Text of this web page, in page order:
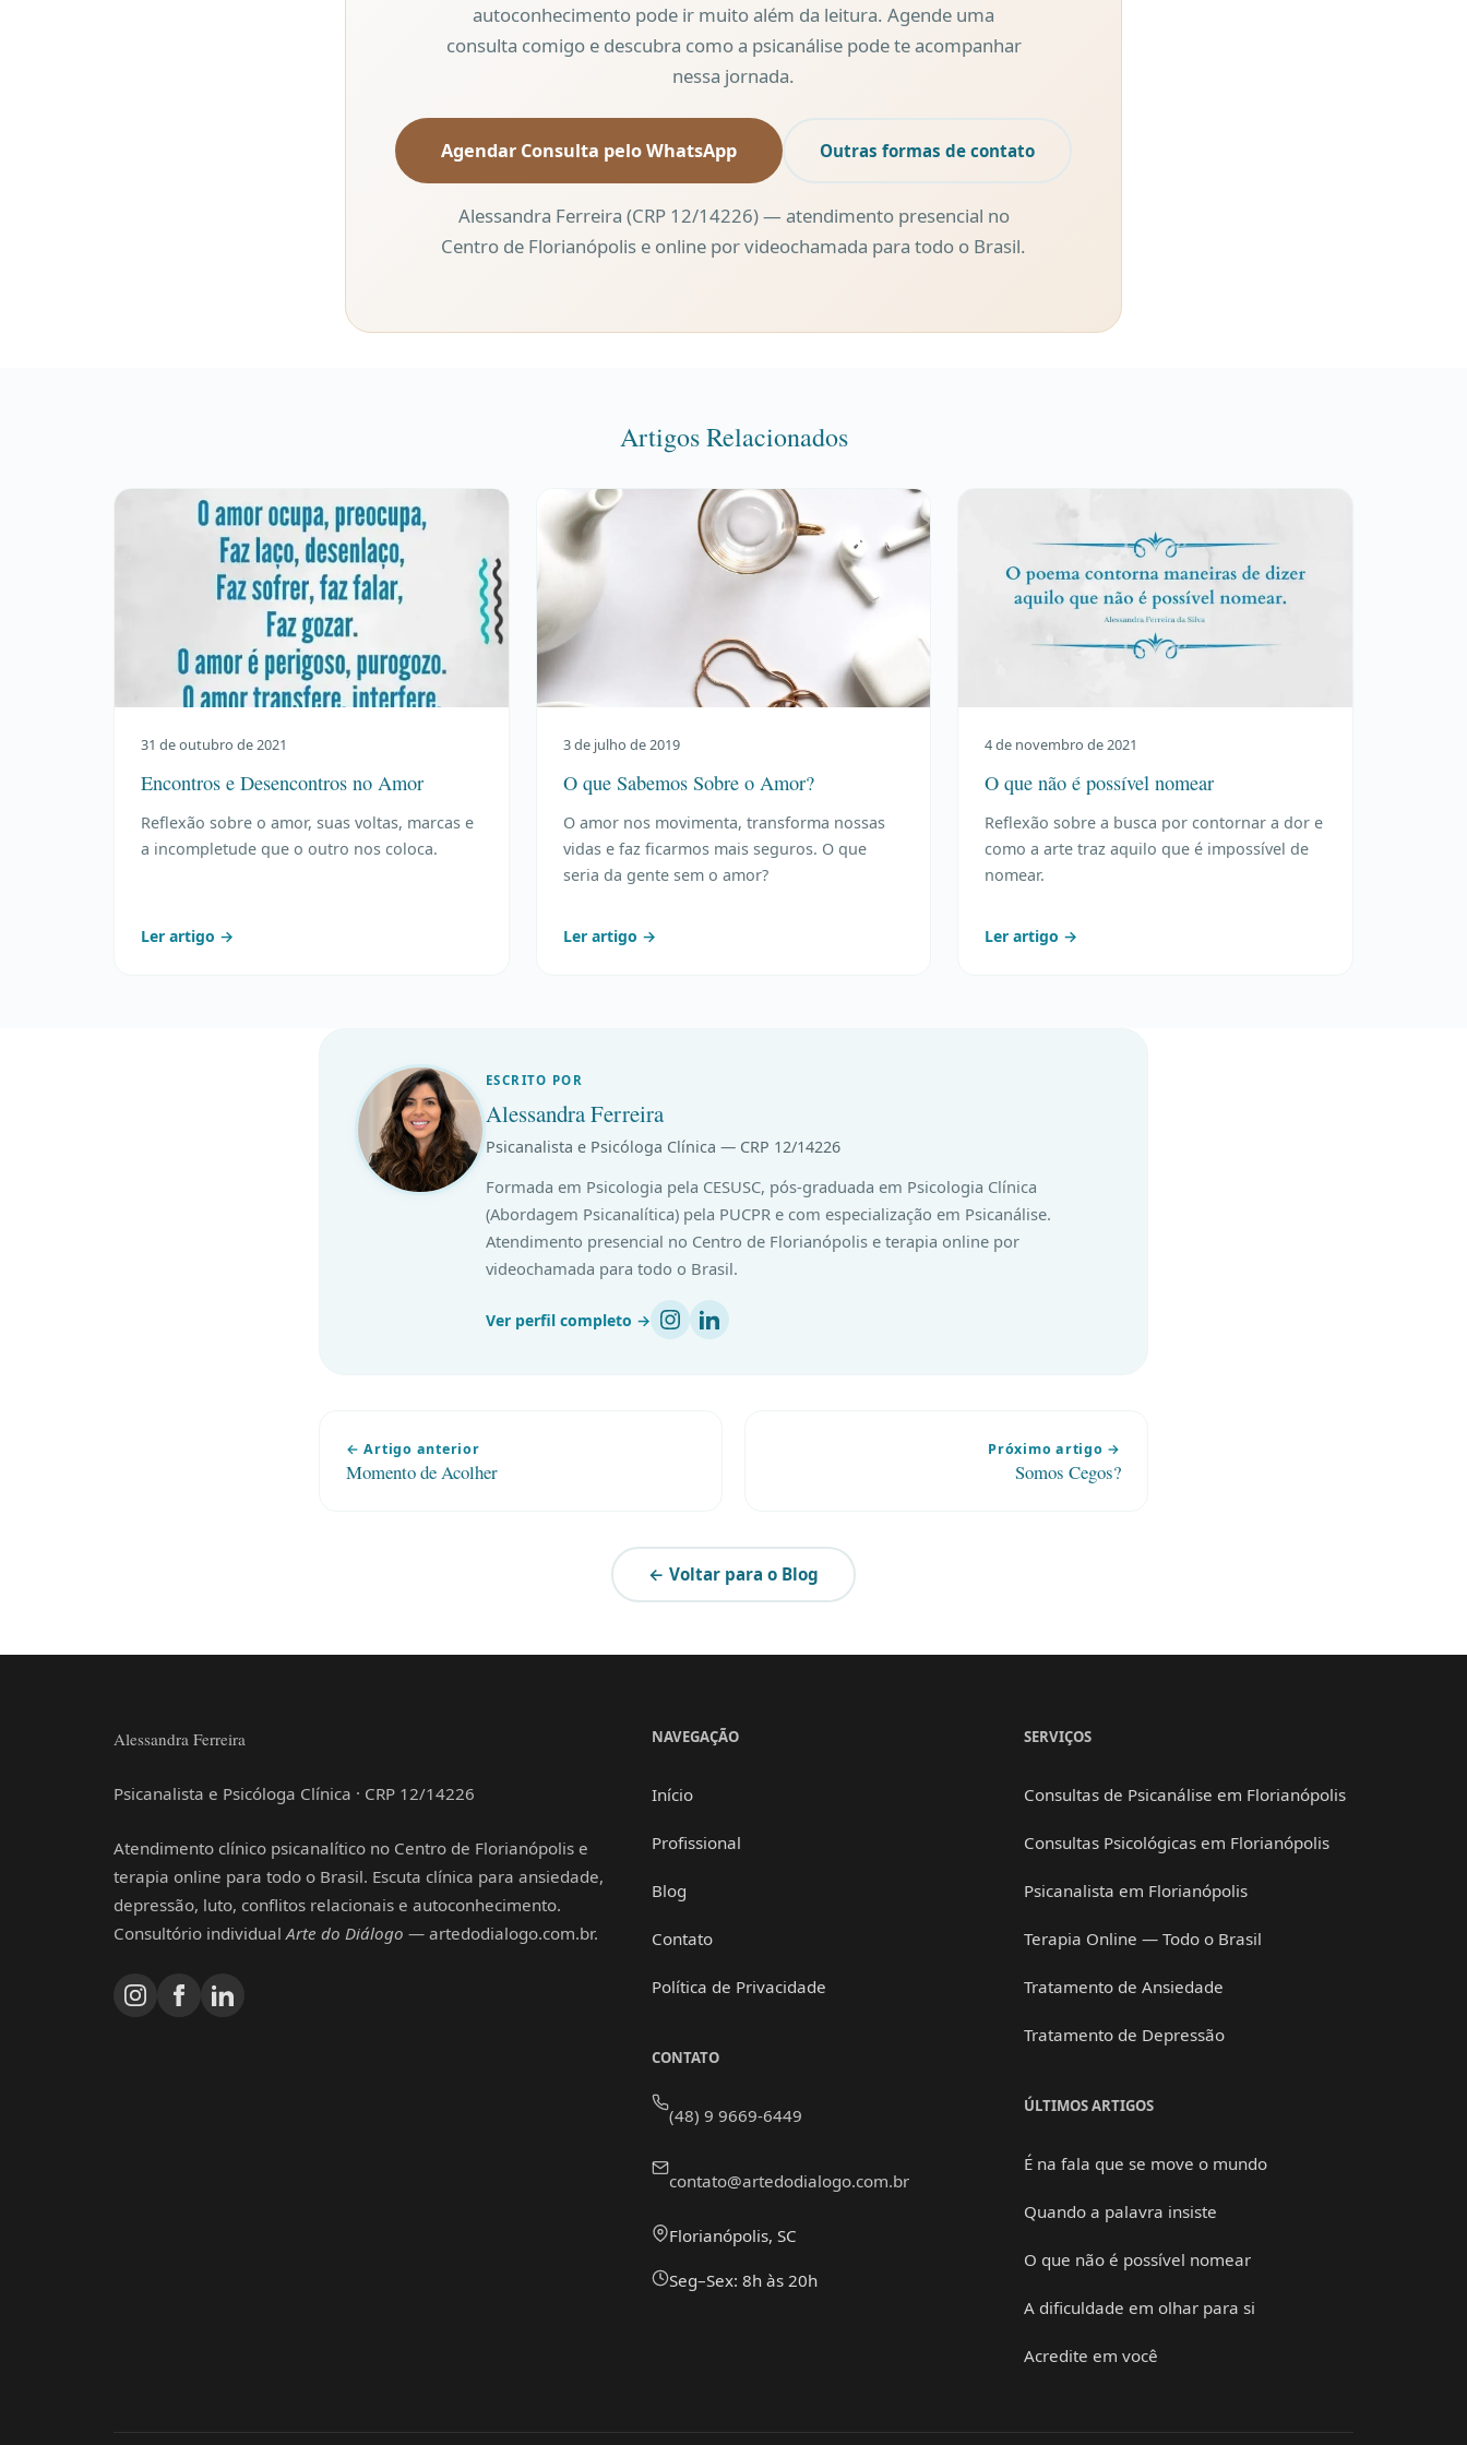
autoconhecimento pode ir muito além da leitura. Agende uma
consulta comigo e descubra como a psicanálise pode te acompanhar
nessa jornada.
Agendar Consulta pelo WhatsApp Outras formas de contato
Alessandra Ferreira (CRP 12/14226) — atendimento presencial no
Centro de Florianópolis e online por videochamada para todo o Brasil.
Artigos Relacionados
31 de outubro de 2021
Encontros e Desencontros no Amor
Reflexão sobre o amor, suas voltas, marcas e
a incompletude que o outro nos coloca.
Ler artigo →
3 de julho de 2019
O que Sabemos Sobre o Amor?
O amor nos movimenta, transforma nossas
vidas e faz ficarmos mais seguros. O que
seria da gente sem o amor?
Ler artigo →
4 de novembro de 2021
O que não é possível nomear
Reflexão sobre a busca por contornar a dor e
como a arte traz aquilo que é impossível de
nomear.
Ler artigo →
ESCRITO POR
Alessandra Ferreira
Psicanalista e Psicóloga Clínica — CRP 12/14226
Formada em Psicologia pela CESUSC, pós-graduada em Psicologia Clínica
(Abordagem Psicanalítica) pela PUCPR e com especialização em Psicanálise.
Atendimento presencial no Centro de Florianópolis e terapia online por
videochamada para todo o Brasil.
Ver perfil completo →
← Artigo anterior
Momento de Acolher
Próximo artigo →
Somos Cegos?
← Voltar para o Blog
Alessandra Ferreira
Psicanalista e Psicóloga Clínica · CRP 12/14226
Atendimento clínico psicanalítico no Centro de Florianópolis e
terapia online para todo o Brasil. Escuta clínica para ansiedade,
depressão, luto, conflitos relacionais e autoconhecimento.
Consultório individualArte do Diálogo — artedodialogo.com.br.
NAVEGAÇÃO
Início
Profissional
Blog
Contato
Política de Privacidade
CONTATO
(48) 9 9669-6449
contato@artedodialogo.com.br
Florianópolis, SC
Seg–Sex: 8h às 20h
SERVIÇOS
Consultas de Psicanálise em Florianópolis
Consultas Psicológicas em Florianópolis
Psicanalista em Florianópolis
Terapia Online — Todo o Brasil
Tratamento de Ansiedade
Tratamento de Depressão
ÚLTIMOS ARTIGOS
É na fala que se move o mundo
Quando a palavra insiste
O que não é possível nomear
A dificuldade em olhar para si
Acredite em você